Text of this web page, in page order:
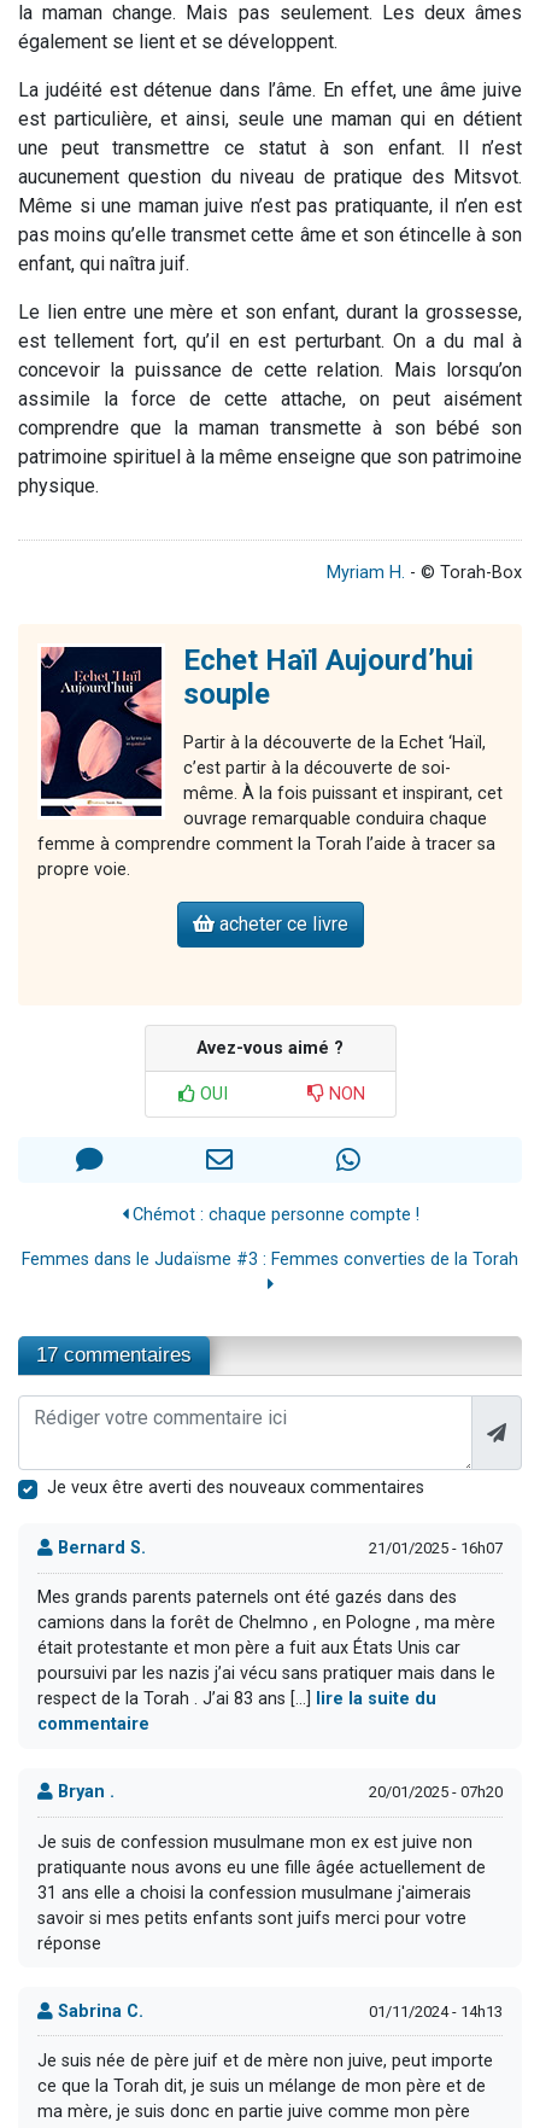
la maman change. Mais pas seulement. Les deux âmes
également se lient et se développent.
La judéité est détenue dans l’âme. En effet, une âme juive
est particulière, et ainsi, seule une maman qui en détient
une peut transmettre ce statut à son enfant. Il n’est
aucunement question du niveau de pratique des Mitsvot.
Même si une maman juive n’est pas pratiquante, il n’en est
pas moins qu’elle transmet cette âme et son étincelle à son
enfant, qui naîtra juif.
Le lien entre une mère et son enfant, durant la grossesse,
est tellement fort, qu’il en est perturbant. On a du mal à
concevoir la puissance de cette relation. Mais lorsqu’on
assimile la force de cette attache, on peut aisément
comprendre que la maman transmette à son bébé son
patrimoine spirituel à la même enseigne que son patrimoine
physique.
Myriam H. - © Torah-Box
Echet Haïl Aujourd’hui
souple
Partir à la découverte de la Echet ‘Haïl,
c’est partir à la découverte de soi-
même. À la fois puissant et inspirant, cet
ouvrage remarquable conduira chaque
femme à comprendre comment la Torah l’aide à tracer sa
propre voie.
acheter ce livre
Avez-vous aimé ?
OUI NON
Chémot : chaque personne compte !
Femmes dans le Judaïsme #3 : Femmes converties de la Torah
17 commentaires
Je veux être averti des nouveaux commentaires
Bernard S. 21/01/2025 - 16h07
Mes grands parents paternels ont été gazés dans des
camions dans la forêt de Chelmno , en Pologne , ma mère
était protestante et mon père a fuit aux États Unis car
poursuivi par les nazis j’ai vécu sans pratiquer mais dans le
respect de la Torah . J’ai 83 ans [...]
lire la suite du
commentaire
Bryan . 20/01/2025 - 07h20
Je suis de confession musulmane mon ex est juive non
pratiquante nous avons eu une fille âgée actuellement de
31 ans elle a choisi la confession musulmane j'aimerais
savoir si mes petits enfants sont juifs merci pour votre
réponse
Sabrina C. 01/11/2024 - 14h13
Je suis née de père juif et de mère non juive, peut importe
ce que la Torah dit, je suis un mélange de mon père et de
ma mère, je suis donc en partie juive comme mon père